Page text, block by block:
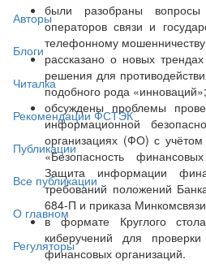
Авторы
Блоги
Читалка
Рекомендации ФСТЭК
Публикации
Все публикации
О главном
Регуляторы
были разобраны вопросы
операторов связи и
телефонному
рассказано о новых
решения для
подобного рода «инноваций»;
обсуждены проблемы
информационной
организациях (ФО) с
«Безопасность
Защита информации
требований положений
684-П и приказа
в формате Круглого
киберучений для
финансовых организаций.